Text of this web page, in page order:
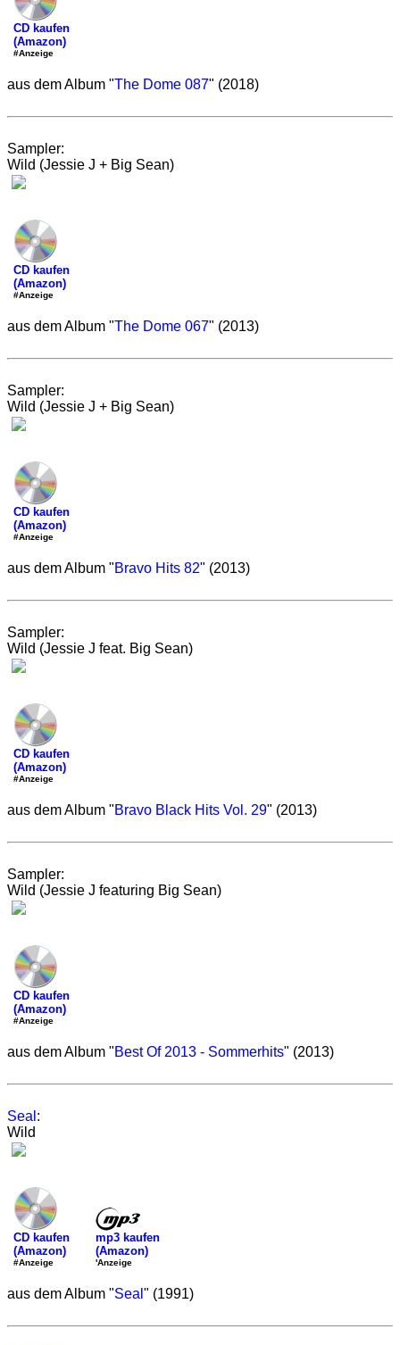
CD kaufen
(Amazon)
#Anzeige
aus dem Album "The Dome 087" (2018)
Sampler:
Wild (Jessie J + Big Sean)
CD kaufen
(Amazon)
#Anzeige
aus dem Album "The Dome 067" (2013)
Sampler:
Wild (Jessie J + Big Sean)
CD kaufen
(Amazon)
#Anzeige
aus dem Album "Bravo Hits 82" (2013)
Sampler:
Wild (Jessie J feat. Big Sean)
CD kaufen
(Amazon)
#Anzeige
aus dem Album "Bravo Black Hits Vol. 29" (2013)
Sampler:
Wild (Jessie J featuring Big Sean)
CD kaufen
(Amazon)
#Anzeige
aus dem Album "Best Of 2013 - Sommerhits" (2013)
Seal :
Wild
CD kaufen
(Amazon)
#Anzeige
mp3 kaufen
(Amazon)
'Anzeige
aus dem Album "Seal " (1991)